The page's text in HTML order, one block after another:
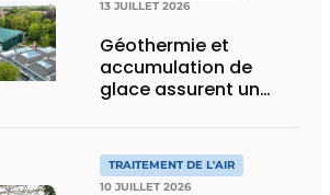
13 JUILLET 2026
Géothermie et
accumulation de
glace assurent un
et les visiteurs de
BRUSK Bruges
TRAITEMENT DE L'AIR
10 JUILLET 2026